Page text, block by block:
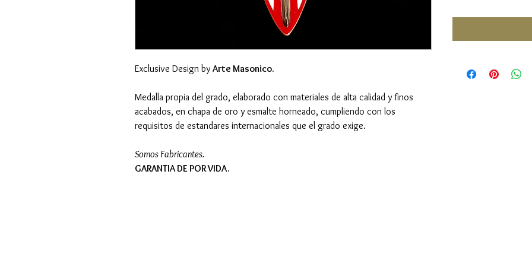
Exclusive Design by Arte Masonico.
Medalla propia del grado, elaborado con materiales de alta calidad y finos
acabados, en chapa de oro y esmalte horneado, cumpliendo con los
requisitos de estandares internacionales que el grado exige.
Somos Fabricantes.
GARANTIA DE POR VIDA.